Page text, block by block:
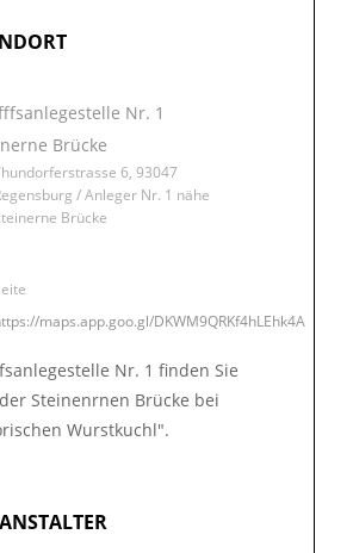
Nr. 1
Brücke
6, 93047
/ Anleger Nr. 1 nähe
Brücke
maps.app.goo.gl/DKWM9QRKf4hLEhk4A
Nr. 1 finden Sie
Steinenrnen Brücke bei
Wurstkuchl".